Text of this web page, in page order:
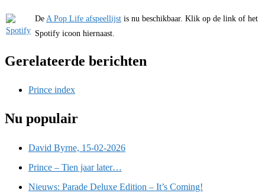
De A Pop Life afspeellijst is nu beschikbaar. Klik op de link of het
Spotify icoon hiernaast.
Gerelateerde berichten
Prince index
Nu populair
David Byrne, 15-02-2026
Prince – Tien jaar later…
Nieuws: Parade Deluxe Edition – It’s Coming!